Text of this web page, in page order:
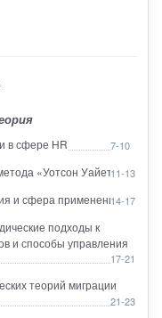
в сфере HR 7-10
«Уотсон Уайетт»11-13
и сфера применения14-17
подходы к
и способы управления
17-21
теорий миграции
21-23